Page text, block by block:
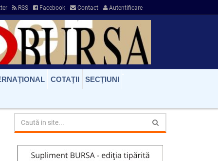
RSS Facebook Contact Autentificare
COTAŢII SECŢIUNI